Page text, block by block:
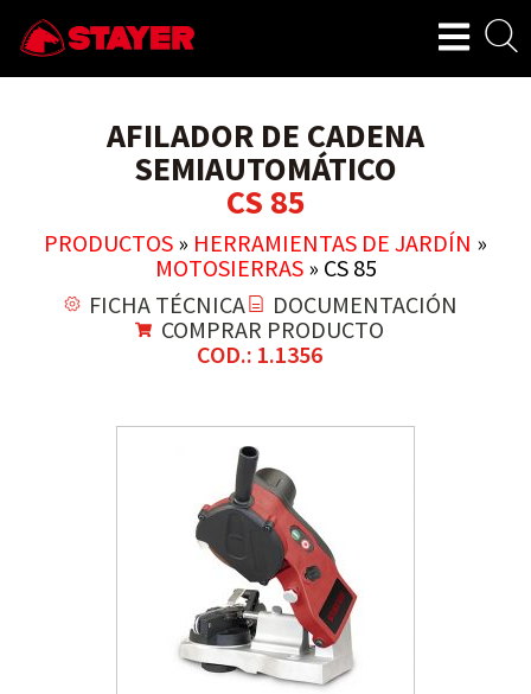
AFILADOR DE CADENA
SEMIAUTOMÁTICO
CS 85
PRODUCTOS » HERRAMIENTAS DE JARDÍN »
MOTOSIERRAS» CS 85
FICHA TÉCNICA
DOCUMENTACIÓN
COMPRAR PRODUCTO
COD.: 1.1356